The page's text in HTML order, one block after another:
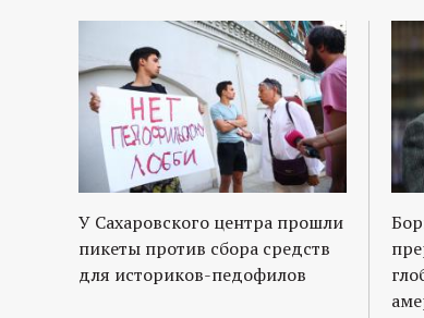
У Сахаровского центра прошли
пикеты против сбора средств
для историков-педофилов